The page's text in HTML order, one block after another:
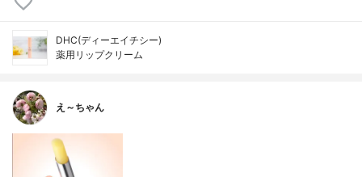
DHC(ディーエイチシー)
薬用リップクリーム
え～ちゃん